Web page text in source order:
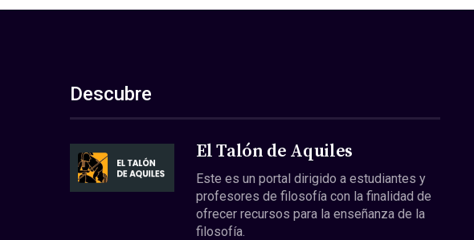
Descubre
El Talón de Aquiles
Este es un portal dirigido a estudiantes y
profesores de filosofía con la finalidad de
ofrecer recursos para la enseñanza de la
filosofía.